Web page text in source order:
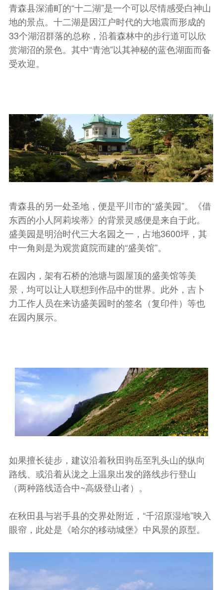
青森县深浦町的“十二湖”是一个可以尽情感受白神山
地的景点。十二湖是因江户时代的大地震而形成的
33个湖沼群落的总称，沿着森林中的步行道可以欣
赏湖沼的景色。其中“青池”以其神秘的蓝色湖面而备
受欢迎。
青森县的另一处圣地，便是平川市的“盛美园”。《借
东西的小人阿莉埃蒂》的背景灵感便是来自于此。
盛美园是明治时代三大名园之一，占地3600坪，其
中一角则是为观赏庭院而建的“盛美馆”。
在园内，架有石桥的池塘与圆屋顶的盛美馆等美
景，均可以让人联想到作品中的世界。此外，吉卜
力工作人员在来访盛美园时的签名（复印件）等也
在园内展示。
如果擅长徒步，建议沿着秋田驹岳至乳头山的纵向
路线、或沿着从泷之上温泉出发的路线步行登山
（两种路线适合中~高级登山者）。
在秋田县与岩手县的交界处附近，“千沼原湿地”映入
眼帘，此处是《哈尔的移动城堡》中风景的原型。